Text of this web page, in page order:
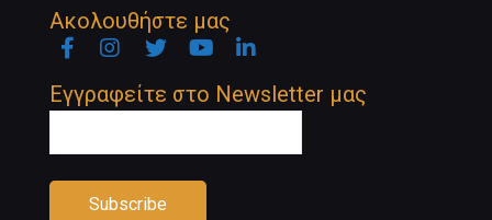
Ακολουθήστε μας
FacebookInstagramTwitter YouTubeLinkedin
Newsletter
Εγγραφείτε στο Newsletter μας